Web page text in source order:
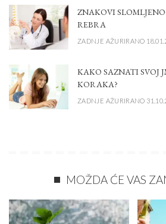
ZNAKOVI
REBRA
ZADNJE AŽURIRANO
KAKO SAZNATI SVOJ
KORAKA?
ZADNJE AŽURIRANO
MOŽDA ĆE VAS